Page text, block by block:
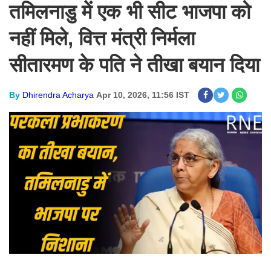
तमिलनाडु में एक भी सीट भाजपा को
नहीं मिले, वित्त मंत्री निर्मला
सीतारमण के पति ने तीखा बयान दिया
By Dhirendra Acharya Apr 10, 2026, 11:56 IST